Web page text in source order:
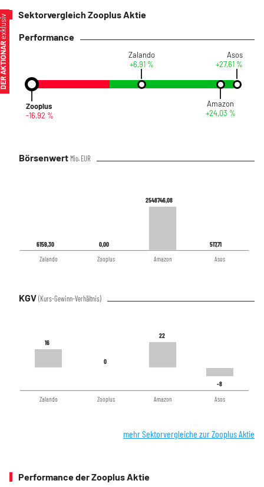
Sektorvergleich Zooplus Aktie
Performance
Zooplus
-16,92 %
Zalando
+6,91 %
Amazon
+24,03 %
Asos
+27,61 %
Börsenwert Mio. EUR
6159,30
6159,30 0,00
0,00
2548746,08
2548746,08
517,71
517,71
Zalando
Zooplus Amazon Asos
KGV (Kurs-Gewinn-Verhältnis)
16
16
0
0
22
22
-8
-8
Zalando Zooplus Amazon Asos
mehr Sektorvergleiche zur Zooplus Aktie
Performance der Zooplus Aktie